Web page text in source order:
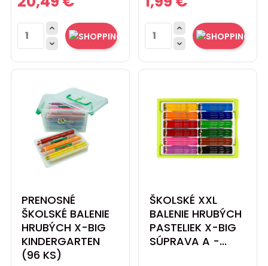




PRENOSNÉ
ŠKOLSKÉ BALENIE
HRUBÝCH X-BIG
KINDERGARTEN
(96 KS)
ŠKOLSKÉ XXL
BALENIE HRUBÝCH
PASTELIEK X-BIG
SÚPRAVA A -...